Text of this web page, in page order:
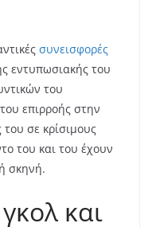
συνεισφορές
εντυπωσιακής του
του
επιρροής στην
σε κρίσιμους
του και του έχουν
σκηνή.
και